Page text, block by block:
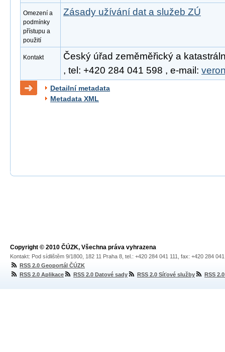
Omezení a
podmínky
přístupu a
použití
Zásady užívání dat a služeb ZÚ
Kontakt
Český úřad zeměměřický a
, tel: +420 284 041 598 , e-mail:
Detailní metadata
Metadata XML
Copyright © 2010 ČÚZK, Všechna práva vyhrazena
Kontakt: Pod sídlištěm 9/1800, 182 11 Praha 8, tel.: +420 284 041 111, fax: +420 284
RSS 2.0 Geoportál ČÚZK
RSS 2.0 Aplikace
RSS 2.0 Datové sady RSS 2.0 Síťové služby RSS